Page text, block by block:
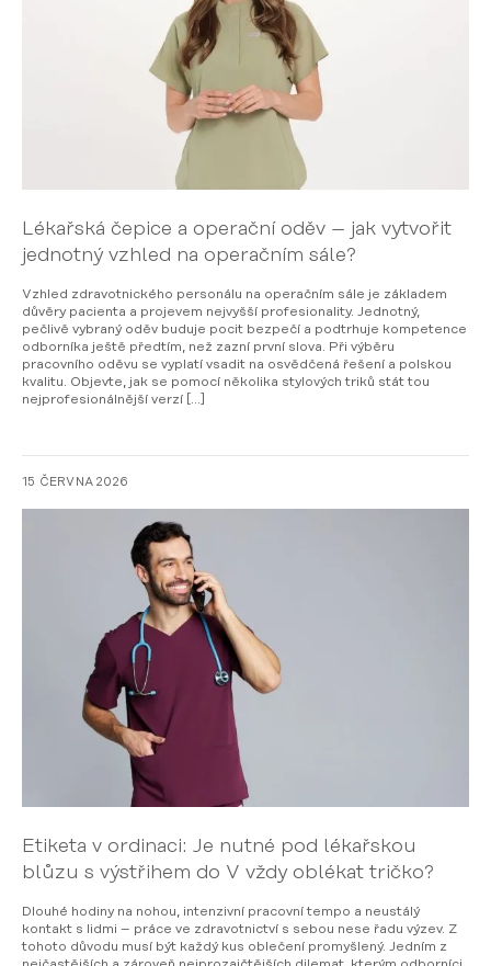
Lékařská čepice a operační oděv – jak vytvořit
jednotný vzhled na operačním sále?
Vzhled zdravotnického personálu na operačním sále je základem
důvěry pacienta a projevem nejvyšší profesionality. Jednotný,
pečlivě vybraný oděv buduje pocit bezpečí a podtrhuje kompetence
odborníka ještě předtím, než zazní první slova. Při výběru
pracovního oděvu se vyplatí vsadit na osvědčená řešení a polskou
kvalitu. Objevte, jak se pomocí několika stylových triků stát tou
nejprofesionálnější verzí […]
15 ČERVNA 2026
Etiketa v ordinaci: Je nutné pod lékařskou
blůzu s výstřihem do V vždy oblékat tričko?
Dlouhé hodiny na nohou, intenzivní pracovní tempo a neustálý
kontakt s lidmi – práce ve zdravotnictví s sebou nese řadu výzev. Z
tohoto důvodu musí být každý kus oblečení promyšlený. Jedním z